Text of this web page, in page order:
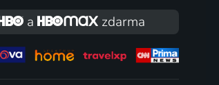
a zdarma